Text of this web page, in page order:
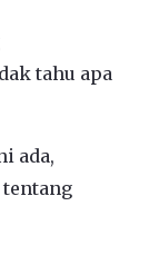
tahu apa
ada,
tentang